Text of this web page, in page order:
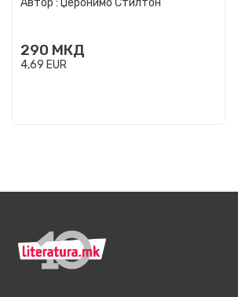
Автор : Џеронимо Стилтон
290 МКД
4,69 EUR